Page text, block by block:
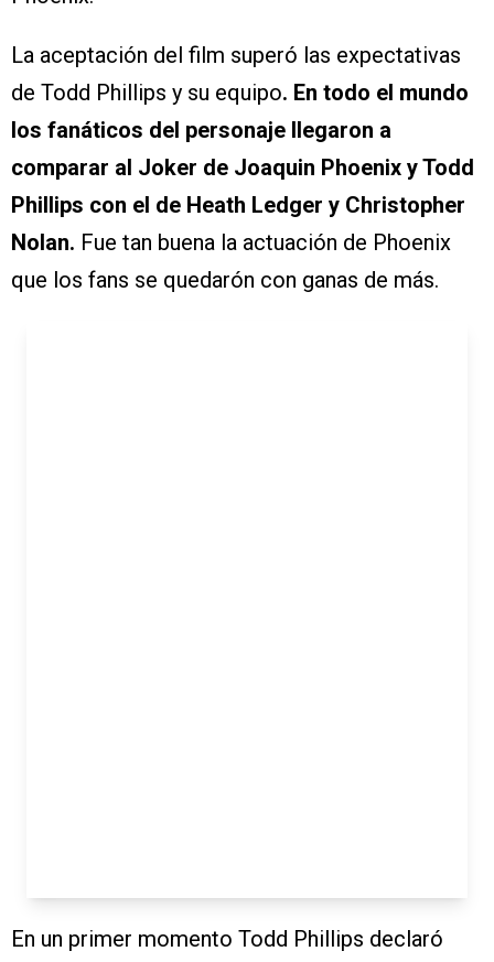
La aceptación del film superó las expectativas
de Todd Phillips y su equipo. En todo el mundo
los fanáticos del personaje llegaron a
comparar al Joker de Joaquin Phoenix y Todd
Phillips con el de Heath Ledger y Christopher
Nolan. Fue tan buena la actuación de Phoenix
que los fans se quedarón con ganas de más.
En un primer momento Todd Phillips declaró